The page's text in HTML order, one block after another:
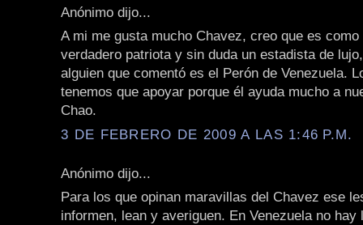
Anónimo dijo...
A mi me gusta mucho Chavez, creo que es como
verdadero patriota y sin duda un estadista de
alguien que comentó es el Perón de Venezuela.
tenemos que apoyar porque él ayuda mucho a
Chao.
3 DE FEBRERO DE 2009 A LAS 1:46 P.M.
Anónimo dijo...
Para los que opinan maravillas del Chavez ese
informen, lean y averiguen. En Venezuela no hay